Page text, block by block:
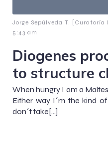
Jorge Sepúlveda T. [Curatoría
5:43 am
Diogenes
to structure
When hungry I am a
Either way I´m the kind
don´t take[…]